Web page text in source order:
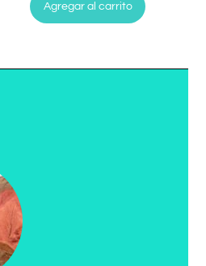
Agregar al carrito